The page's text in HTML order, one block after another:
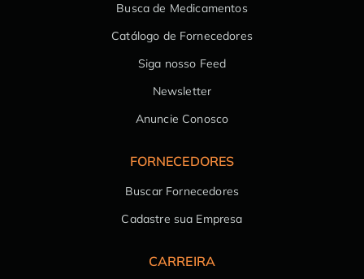
Busca de Medicamentos
Catálogo de Fornecedores
Siga nosso Feed
Newsletter
Anuncie Conosco
FORNECEDORES
Buscar Fornecedores
Cadastre sua Empresa
CARREIRA